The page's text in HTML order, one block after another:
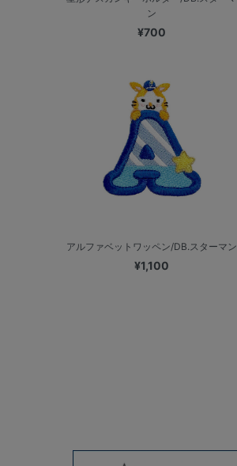
ン
¥700
アルファベットワッペン/DB.スターマン
¥1,100